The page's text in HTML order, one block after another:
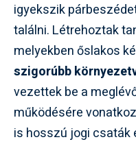
igyekszik
találni. Létrehoztak
melyekben őslakos
szigorúbb
vezettek be a
működésére
is hosszú jogi csaták